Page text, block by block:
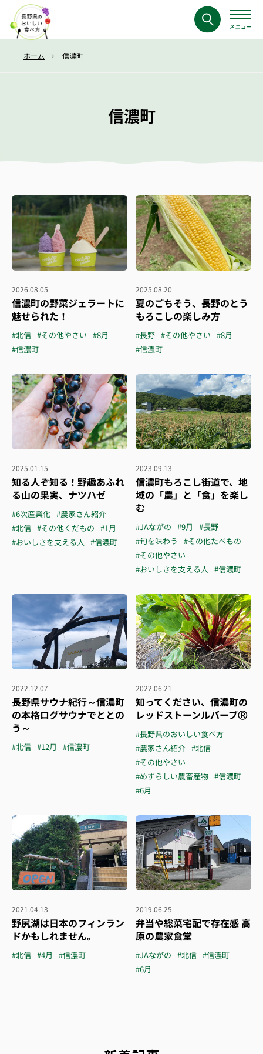
ホーム 信濃町
信濃町
2026.08.05
信濃町の野菜ジェラートに
魅せられた！
#北信 #その他やさい #8月
#信濃町
2025.08.20
夏のごちそう、長野のとう
もろこしの楽しみ方
#長野 #その他やさい #8月
#信濃町
2025.01.15
知る人ぞ知る！野趣あふれ
る山の果実、ナツハゼ
#6次産業化 #農家さん紹介
#北信 #その他くだもの #1月
#おいしさを支える人 #信濃町
2023.09.13
信濃町もろこし街道で、地
域の「農」と「食」を楽し
む
#JAながの #9月
#長野
#旬を味わう
#その他たべもの
#その他やさい
#おいしさを支える人 #信濃町
2022.12.07
長野県サウナ紀行～信濃町
の本格ログサウナでととの
う～
#北信 #12月 #信濃町
2022.06.21
知ってください、信濃町の
レッドストーンルバーブⓇ
#長野県のおいしい食べ方
#農家さん紹介 #北信
#その他やさい
#めずらしい農畜産物 #信濃町
#6月
2021.04.13
野尻湖は日本のフィンラン
ドかもしれません。
#北信 #4月 #信濃町
2019.06.25
弁当や総菜宅配で存在感 高
原の農家食堂
#JAながの #北信 #信濃町
#6月